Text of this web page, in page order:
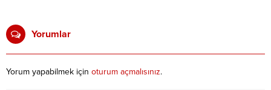
Yorumlar
Yorum yapabilmek için oturum açmalısınız.